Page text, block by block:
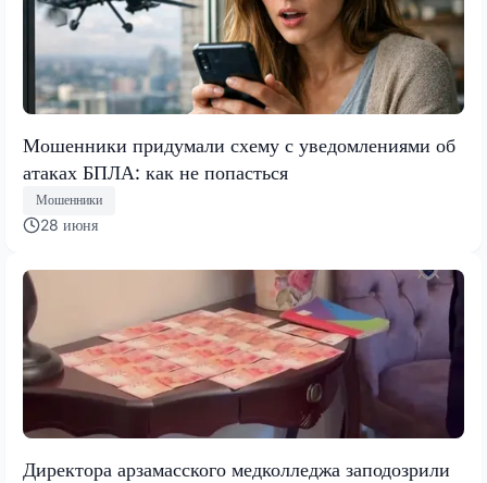
Мошенники придумали схему с уведомлениями об
атаках БПЛА: как не попасться
Мошенники
28 июня
Директора арзамасского медколледжа заподозрили